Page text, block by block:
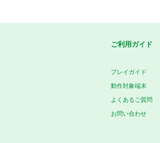
ご利用ガイド
プレイガイド
動作対象端末
よくあるご質問
お問い合わせ